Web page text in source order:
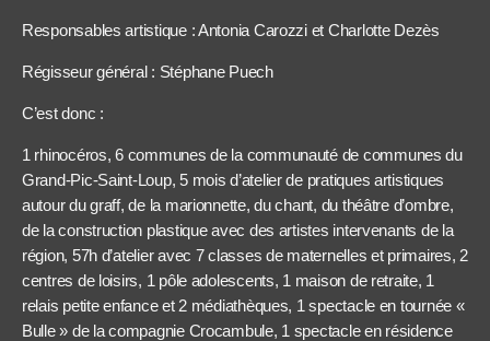
Responsables artistique : Antonia Carozzi et Charlotte Dezès
Régisseur général : Stéphane Puech
C’est donc :
1 rhinocéros, 6 communes de la communauté de communes du
Grand-Pic-Saint-Loup, 5 mois d’atelier de pratiques artistiques
autour du graff, de la marionnette, du chant, du théâtre d’ombre,
de la construction plastique avec des artistes intervenants de la
région, 57h d’atelier avec 7 classes de maternelles et primaires, 2
centres de loisirs, 1 pôle adolescents, 1 maison de retraite, 1
relais petite enfance et 2 médiathèques, 1 spectacle en tournée «
Bulle » de la compagnie Crocambule, 1 spectacle en résidence